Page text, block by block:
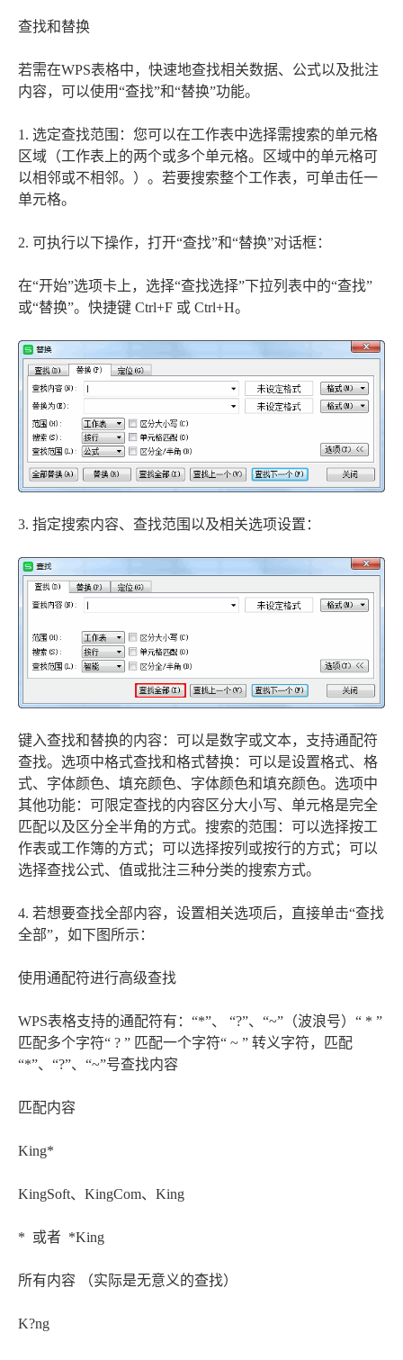
查找和替换
若需在WPS表格中，快速地查找相关数据、公式以及批注
内容，可以使用“查找”和“替换”功能。
1. 选定查找范围：您可以在工作表中选择需搜索的单元格
区域（工作表上的两个或多个单元格。区域中的单元格可
以相邻或不相邻。）。若要搜索整个工作表，可单击任一
单元格。
2. 可执行以下操作，打开“查找”和“替换”对话框：
在“开始”选项卡上，选择“查找选择”下拉列表中的“查找”
或“替换”。快捷键 Ctrl+F 或 Ctrl+H。
3. 指定搜索内容、查找范围以及相关选项设置：
键入查找和替换的内容：可以是数字或文本，支持通配符
查找。选项中格式查找和格式替换：可以是设置格式、格
式、字体颜色、填充颜色、字体颜色和填充颜色。选项中
其他功能：可限定查找的内容区分大小写、单元格是完全
匹配以及区分全半角的方式。搜索的范围：可以选择按工
作表或工作簿的方式；可以选择按列或按行的方式；可以
选择查找公式、值或批注三种分类的搜索方式。
4. 若想要查找全部内容，设置相关选项后，直接单击“查找
全部”，如下图所示：
使用通配符进行高级查找
WPS表格支持的通配符有：“*”、 “?”、“~”（波浪号）“ * ”
匹配多个字符“ ? ” 匹配一个字符“ ~ ” 转义字符，匹配
“*”、“?”、“~”号查找内容
匹配内容
King*
KingSoft、KingCom、King
* 或者 *King
所有内容 （实际是无意义的查找）
K?ng